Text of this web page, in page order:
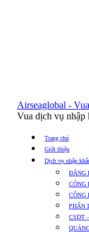
Airseaglobal -
Vua dịch vụ nhập
Trang chủ
Giới thiệu
Dịch vụ nhập
ĐĂNG
CÔNG
CÔNG
PHÂN
CSDT